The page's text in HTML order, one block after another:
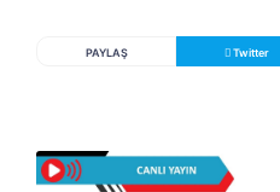
PAYLAŞ Twitter